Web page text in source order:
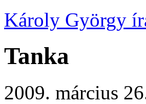
Károly György
Tanka
2009. március